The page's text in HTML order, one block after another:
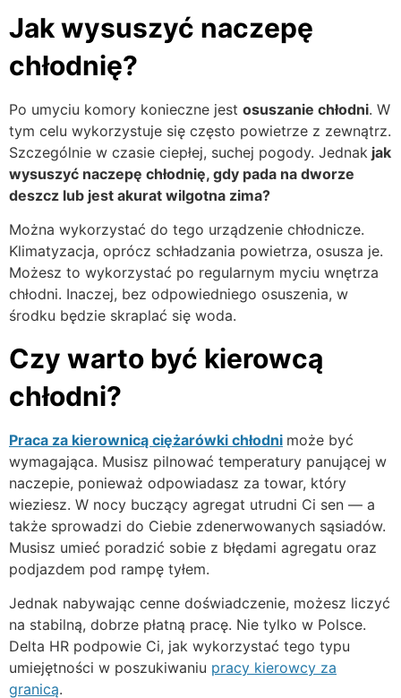
Jak wysuszyć naczepę
chłodnię?
Po umyciu komory konieczne jest osuszanie chłodni. W
tym celu wykorzystuje się często powietrze z zewnątrz.
Szczególnie w czasie ciepłej, suchej pogody. Jednak jak
wysuszyć naczepę chłodnię, gdy pada na dworze
deszcz lub jest akurat wilgotna zima?
Można wykorzystać do tego urządzenie chłodnicze.
Klimatyzacja, oprócz schładzania powietrza, osusza je.
Możesz to wykorzystać po regularnym myciu wnętrza
chłodni. Inaczej, bez odpowiedniego osuszenia, w
środku będzie skraplać się woda.
Czy warto być kierowcą
chłodni?
Praca za kierownicą ciężarówki chłodni może być
wymagająca. Musisz pilnować temperatury panującej w
naczepie, ponieważ odpowiadasz za towar, który
wieziesz. W nocy buczący agregat utrudni Ci sen — a
także sprowadzi do Ciebie zdenerwowanych sąsiadów.
Musisz umieć poradzić sobie z błędami agregatu oraz
podjazdem pod rampę tyłem.
Jednak nabywając cenne doświadczenie, możesz liczyć
na stabilną, dobrze płatną pracę. Nie tylko w Polsce.
Delta HR podpowie Ci, jak wykorzystać tego typu
umiejętności w poszukiwaniu pracy kierowcy za
granicą.